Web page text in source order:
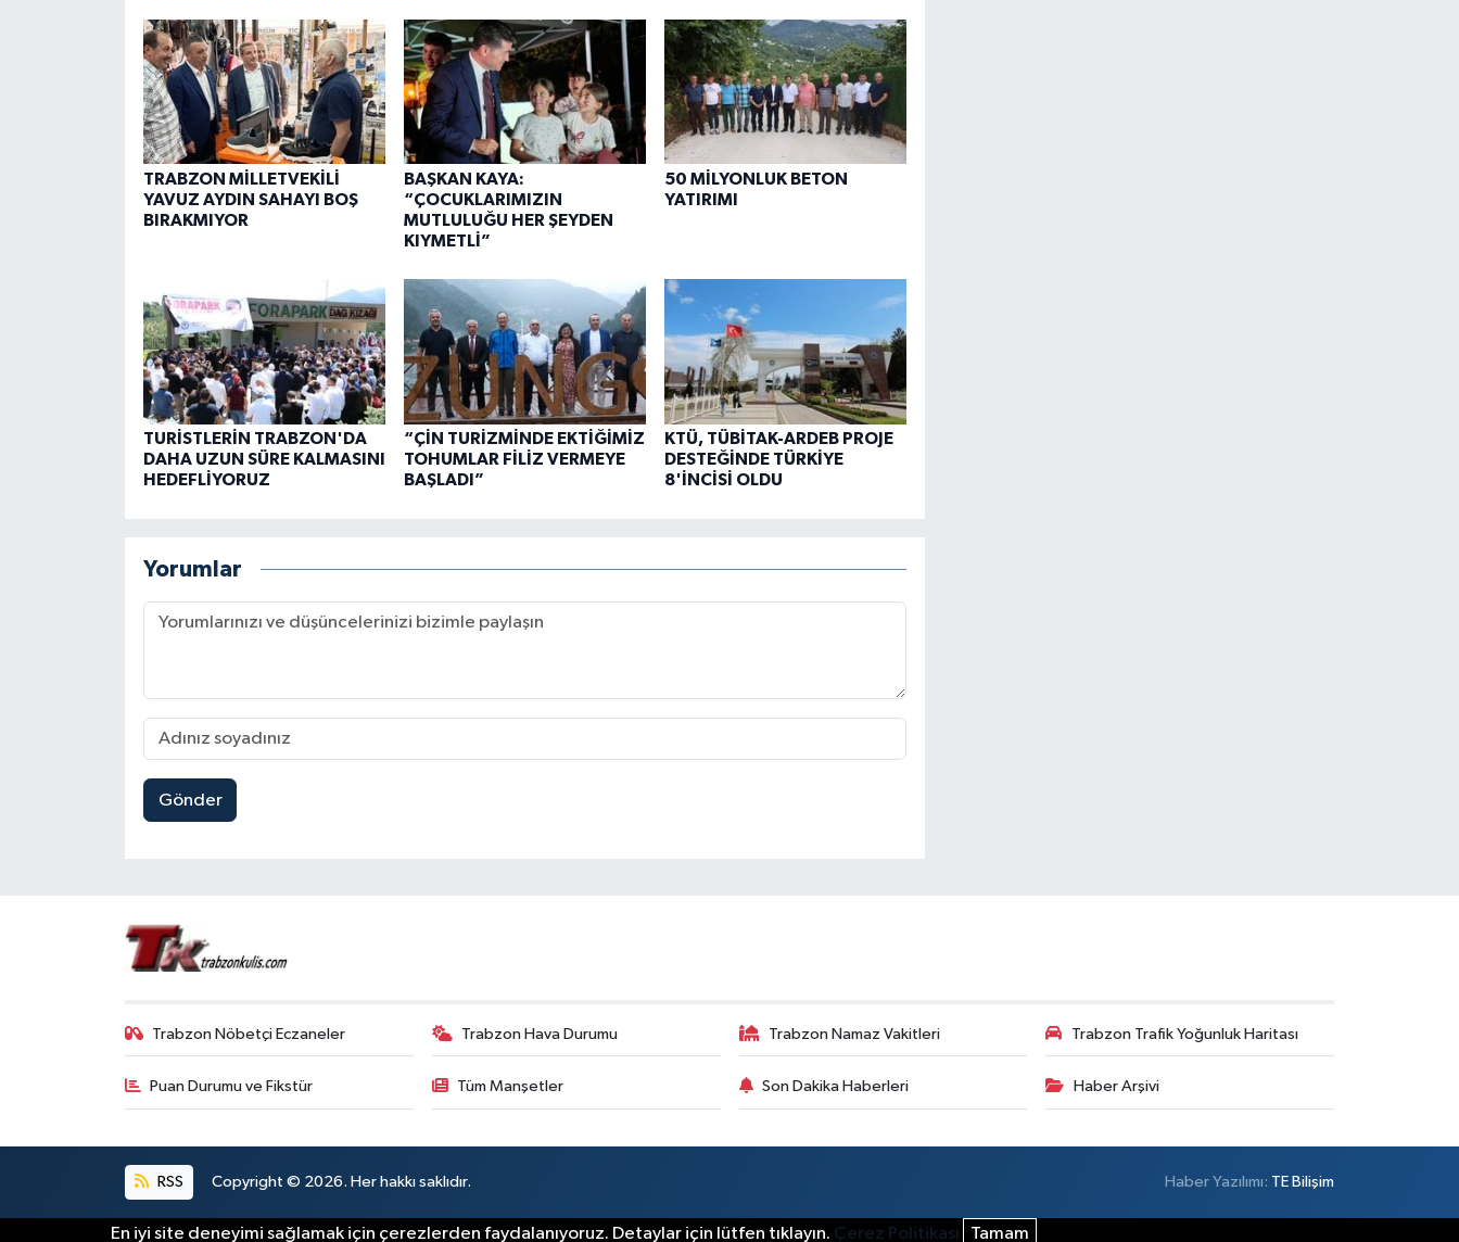
TRABZON MİLLETVEKİLİ
YAVUZ AYDIN SAHAYI BOŞ
BIRAKMIYOR
BAŞKAN KAYA:
“ÇOCUKLARIMIZIN
MUTLULUĞU HER ŞEYDEN
KIYMETLİ”
50 MİLYONLUK BETON
YATIRIMI
TURİSTLERİN TRABZON'DA
DAHA UZUN SÜRE KALMASINI
HEDEFLİYORUZ
“ÇİN TURİZMİNDE EKTİĞİMİZ
TOHUMLAR FİLİZ VERMEYE
BAŞLADI”
KTÜ, TÜBİTAK-ARDEB PROJE
DESTEĞİNDE TÜRKİYE
8'İNCİSİ OLDU
Yorumlar
Gönder
Trabzon Nöbetçi Eczaneler Trabzon Hava Durumu Trabzon Namaz Vakitleri Trabzon Trafik Yoğunluk Haritası
Puan Durumu ve Fikstür Tüm Manşetler Son Dakika Haberleri Haber Arşivi
RSS Copyright © 2026. Her hakkı saklıdır. Haber Yazılımı: TE Bilişim
En iyi site deneyimi sağlamak için çerezlerden faydalanıyoruz. Detaylar için lütfen tıklayın. Çerez Politikası Tamam